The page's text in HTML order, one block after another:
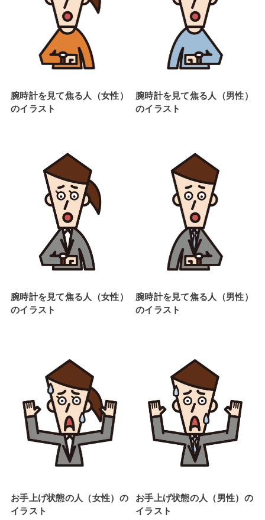
腕時計を見て焦る人（女性）
のイラスト
腕時計を見て焦る人（男性）
のイラスト
腕時計を見て焦る人（女性）
のイラスト
腕時計を見て焦る人（男性）
のイラスト
お手上げ状態の人（女性）の
イラスト
お手上げ状態の人（男性）の
イラスト